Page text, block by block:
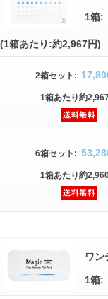
1箱:
(1箱あたり:約2,967円)
2箱セット :
1箱あたり約
6箱セット :
1箱あたり約
ワン
1箱: